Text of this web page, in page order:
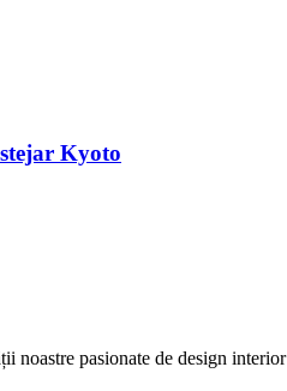
Kyoto
noastre pasionate de design interior